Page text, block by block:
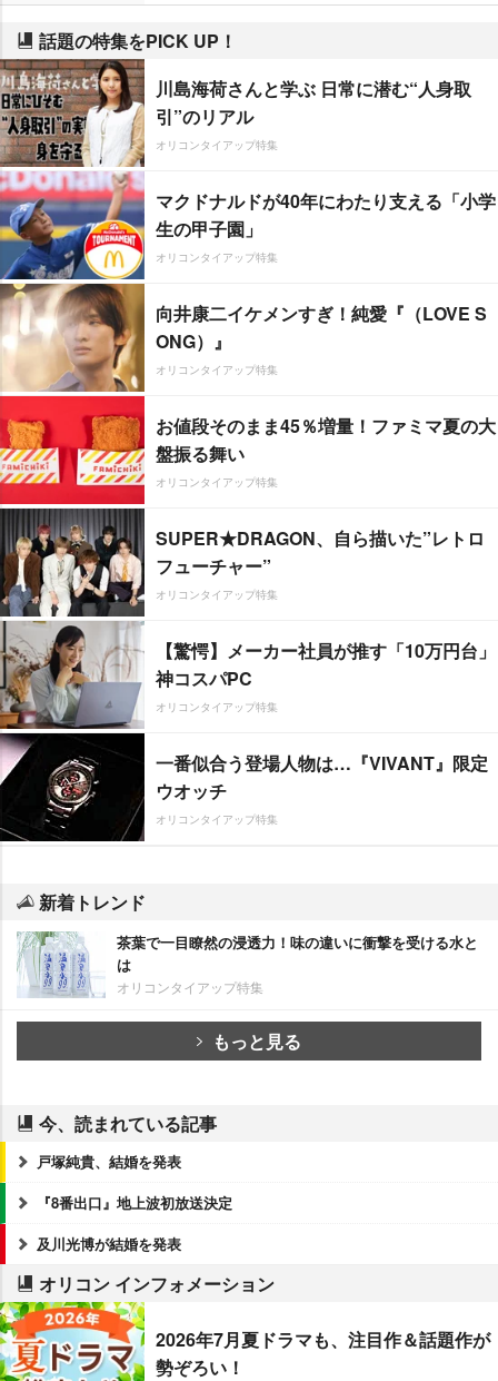
話題の特集をPICK UP！
川島海荷さんと学ぶ 日常に潜む“人身取
引”のリアル
オリコンタイアップ特集
マクドナルドが40年にわたり支える「小学
生の甲子園」
オリコンタイアップ特集
向井康二イケメンすぎ！純愛『（LOVE S
ONG）』
オリコンタイアップ特集
お値段そのまま45％増量！ファミマ夏の大
盤振る舞い
オリコンタイアップ特集
SUPER★DRAGON、自ら描いた”レトロ
フューチャー”
オリコンタイアップ特集
【驚愕】メーカー社員が推す「10万円台」
神コスパPC
オリコンタイアップ特集
一番似合う登場人物は…『VIVANT』限定
ウオッチ
オリコンタイアップ特集
新着トレンド
茶葉で一目瞭然の浸透力！味の違いに衝撃を受ける水と
は
オリコンタイアップ特集
もっと見る
今、読まれている記事
戸塚純貴、結婚を発表
『8番出口』地上波初放送決定
及川光博が結婚を発表
オリコン インフォメーション
2026年7月夏ドラマも、注目作＆話題作が
勢ぞろい！